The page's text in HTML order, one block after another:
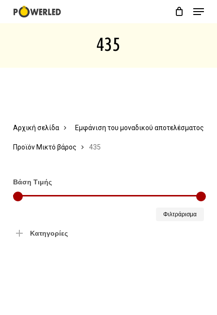
Menu
435
Εμφάνιση του μοναδικού αποτελέσματος
Αρχική σελίδα
Προϊόν Μικτό βάρος 435
Βάση Τιμής
Φιλτράρισμα
Κατηγορίες